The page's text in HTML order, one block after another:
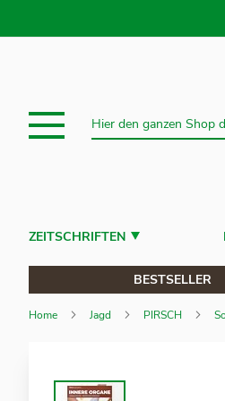
Suche
ZEITSCHRIFTEN
BESTSELLER
Home Jagd PIRSCH
Ende